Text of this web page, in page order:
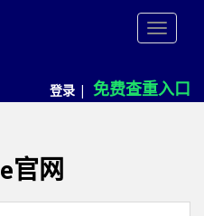
登录 | 免费查重入口
官网